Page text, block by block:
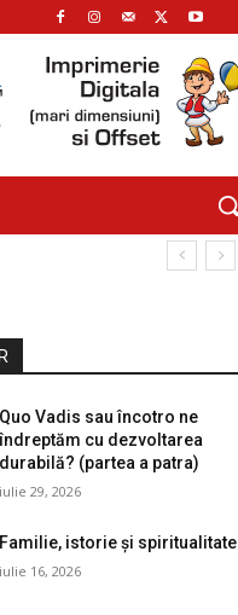
Quo Vadis sau încotro ne
îndreptăm cu dezvoltarea
durabilă? (partea a patra)
iulie 29, 2026
Familie, istorie și spiritualitate
iulie 16, 2026